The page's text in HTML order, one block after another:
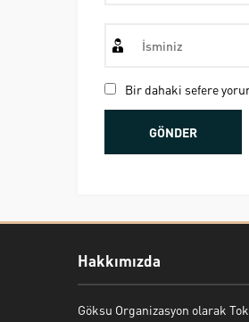
Bir dahaki sefere
Hakkımızda
Göksu Organizasyon olarak
Bekir Kiper